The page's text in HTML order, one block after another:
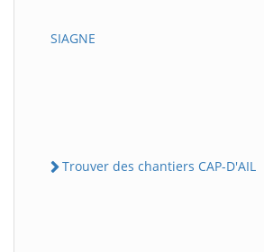
SIAGNE
Trouver des chantiers CAP-D'AIL